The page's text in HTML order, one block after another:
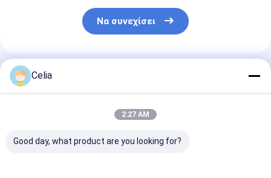
Να συνεχίσει
Συνιστώμενα Προϊόντα
Celia
2:27 AM
Good day, what product are you looking for?